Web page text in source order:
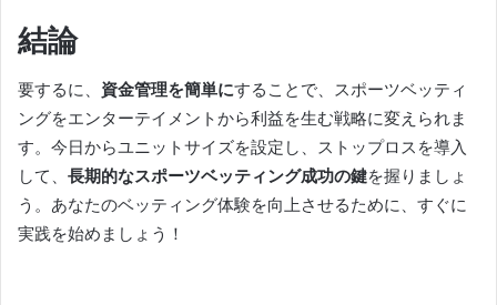
結論
要するに、 資金管理を簡単にすることで、スポーツベッティ
ングをエンターテイメントから利益を生む戦略に変えられま
す。今日からユニットサイズを設定し、ストップロスを導入
して、 長期的なスポーツベッティング成功の鍵を握りましょ
う。あなたのベッティング体験を向上させるために、すぐに
実践を始めましょう！